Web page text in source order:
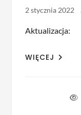
2 stycznia 2022
Aktualizacja:
WIĘCEJ